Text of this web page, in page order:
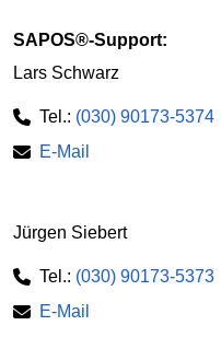
SAPOS®-Support:
Lars Schwarz
Tel.: (030) 90173-5374
E-Mail
Jürgen Siebert
Tel.: (030) 90173-5373
E-Mail